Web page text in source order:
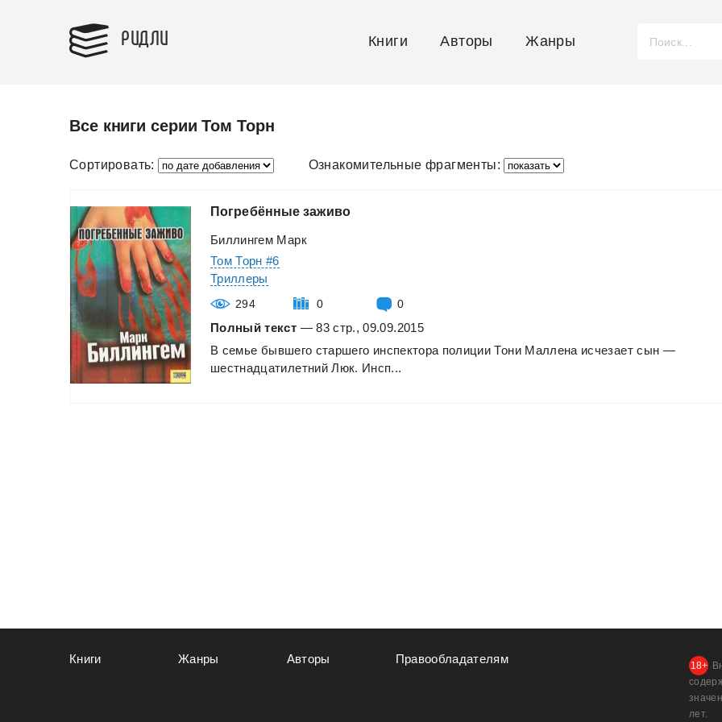
РИДЛИ Книги Авторы Жанры
Все книги серии Том Торн
Сортировать: Ознакомительные фрагменты:
Погребённые заживо
Биллингем Марк
Том Торн #6
Триллеры
294 0 0
Полный текст — 83 стр., 09.09.2015
В семье бывшего старшего инспектора полиции Тони Маллена исчезает сын —
шестнадцатилетний Люк. Инсп...
Книги Жанры Авторы Правообладателям
лет.